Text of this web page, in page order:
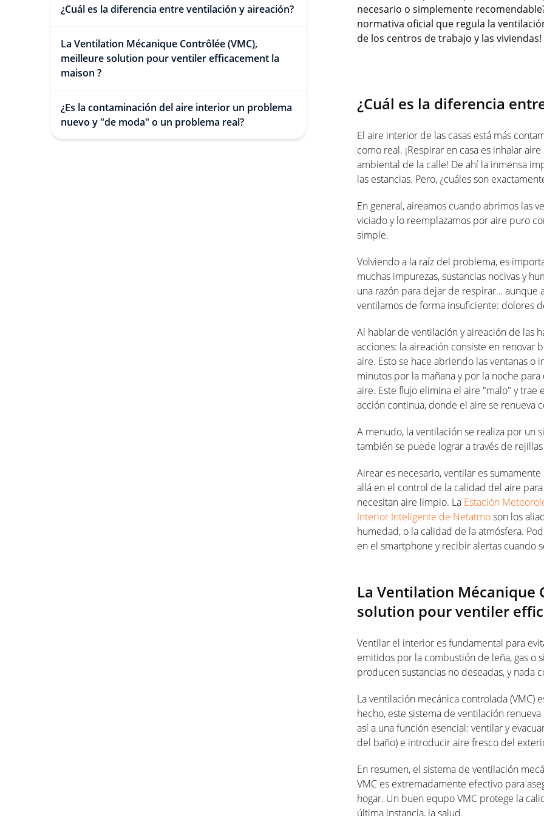
¿Cuál es la diferencia entre ventilación y aireación?
La Ventilation Mécanique Contrôlée (VMC),
meilleure solution pour ventiler efficacement la
maison ?
¿Es la contaminación del aire interior un problema
nuevo y "de moda" o un problema real?
necesario o simplemente
normativa oficial que regula la
de los centros de trabajo y las viviendas!
¿Cuál es la diferencia
El aire interior de las casas está más
como real. ¡Respirar en casa es inhalar
ambiental de la calle! De ahí la inmensa
las estancias. Pero, ¿cuáles son
En general, aireamos cuando abrimos las
viciado y lo reemplazamos por aire puro
simple.
Volviendo a la raíz del problema, es
muchas impurezas, sustancias nocivas y
una razón para dejar de respirar… aunque
ventilamos de forma insuficiente: dolores
Al hablar de ventilación y aireación de las
acciones: la aireación consiste en renovar
aire. Esto se hace abriendo las ventanas
minutos por la mañana y por la noche
aire. Este flujo elimina el aire "malo" y trae
acción continua, donde el aire se renueva
A menudo, la ventilación se realiza por un
también se puede lograr a través de
Airear es necesario, ventilar es
allá en el control de la calidad del aire
necesitan aire limpio. La Estación
Interior Inteligente de Netatmoson los
humedad, o la calidad de la atmósfera.
en el smartphone y recibir alertas cuando
La Ventilation Mécanique
solution pour ventiler
Ventilar el interior es fundamental para
emitidos por la combustión de leña, gas o
producen sustancias no deseadas, y nada
La ventilación mecánica controlada (VMC)
hecho, este sistema de ventilación
así a una función esencial: ventilar y
del baño) e introducir aire fresco del
En resumen, el sistema de ventilación
VMC es extremadamente efectivo para
hogar. Un buen equpo VMC protege la
última instancia, la salud.